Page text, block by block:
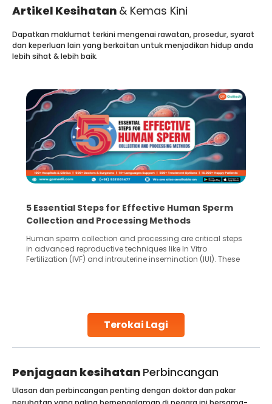
Artikel Kesihatan & Kemas Kini
Terokai Lagi
Dapatkan maklumat terkini mengenai rawatan, prosedur, syarat
dan keperluan lain yang berkaitan untuk menjadikan hidup anda
lebih sihat & lebih baik.
Symptoms of Lung Cancer in Females: Your
Guide to Early Detection
Lung cancer, a form of cancer that affects both women
and men. However, women often experience symptoms
that differ slightly from those in men. Recognizing and
Penjagaan kesihatan Perbincangan
Ulasan dan perbincangan penting dengan doktor dan pakar